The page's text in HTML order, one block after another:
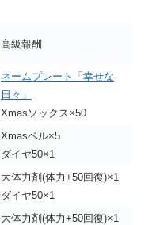
高級報酬
ネームプレート「幸せな
日々」
Xmasソックス×50
Xmasベル×5
ダイヤ50×1
大体力剤(体力+50回復)×1
ダイヤ50×1
大体力剤(体力+50回復)×1